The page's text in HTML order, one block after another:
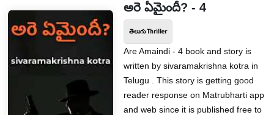
అరె ఏమైందీ? - 4
తెలుగు Thriller
Are Amaindi - 4 book and story is
written by sivaramakrishna kotra in
Telugu . This story is getting good
reader response on Matrubharti app
and web since it is published free to